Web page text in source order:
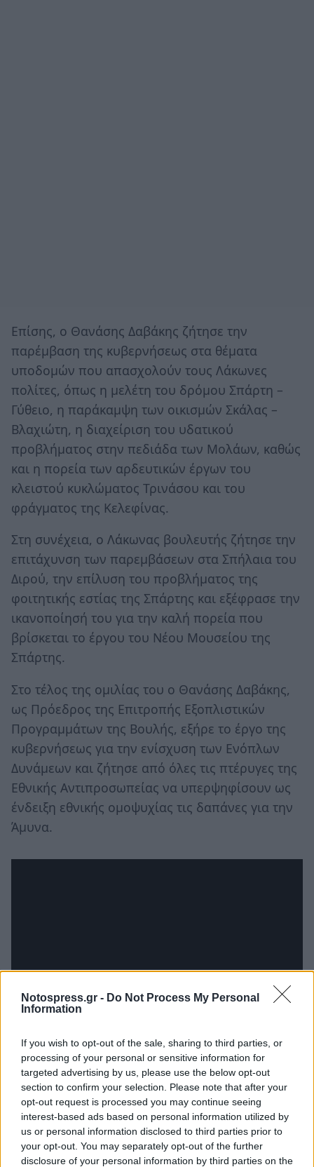
Notospress.gr - Do Not Process My Personal
Information
If you wish to opt-out of the sale, sharing to third parties, or
processing of your personal or sensitive information for
targeted advertising by us, please use the below opt-out
section to confirm your selection. Please note that after your
opt-out request is processed you may continue seeing
interest-based ads based on personal information utilized by
us or personal information disclosed to third parties prior to
your opt-out. You may separately opt-out of the further
disclosure of your personal information by third parties on the
Επίσης, ο Θανάσης Δαβάκης ζήτησε την
παρέμβαση της κυβερνήσεως στα θέματα
υποδομών που απασχολούν τους Λάκωνες
πολίτες, όπως η μελέτη του δρόμου Σπάρτη –
Γύθειο, η παράκαμψη των οικισμών Σκάλας –
Βλαχιώτη, η διαχείριση του υδατικού
προβλήματος στην πεδιάδα των Μολάων, καθώς
και η πορεία των αρδευτικών έργων του
κλειστού κυκλώματος Τρινάσου και του
φράγματος της Κελεφίνας.
Στη συνέχεια, ο Λάκωνας βουλευτής ζήτησε την
επιτάχυνση των παρεμβάσεων στα Σπήλαια του
Διρού, την επίλυση του προβλήματος της
φοιτητικής εστίας της Σπάρτης και εξέφρασε την
ικανοποίησή του για την καλή πορεία που
βρίσκεται το έργου του Νέου Μουσείου της
Σπάρτης.
Στο τέλος της ομιλίας του ο Θανάσης Δαβάκης,
ως Πρόεδρος της Επιτροπής Εξοπλιστικών
Προγραμμάτων της Βουλής, εξήρε το έργο της
κυβερνήσεως για την ενίσχυση των Ενόπλων
Δυνάμεων και ζήτησε από όλες τις πτέρυγες της
Εθνικής Αντιπροσωπείας να υπερψηφίσουν ως
ένδειξη εθνικής ομοψυχίας τις δαπάνες για την
Άμυνα.
TAGS: ΛΑΚΩΝΙΑ ΑΘΑΝΑΣΙΟΣ ΔΑΒΑΚΗΣ